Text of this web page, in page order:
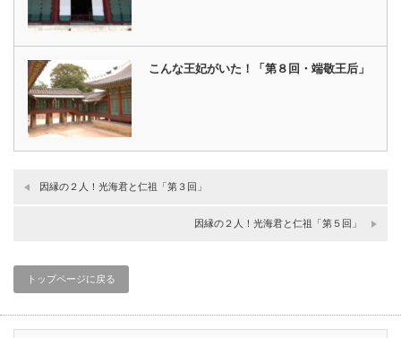
こんな王妃がいた！「第８回・端敬王后」
因縁の２人！光海君と仁祖「第３回」
因縁の２人！光海君と仁祖「第５回」
トップページに戻る